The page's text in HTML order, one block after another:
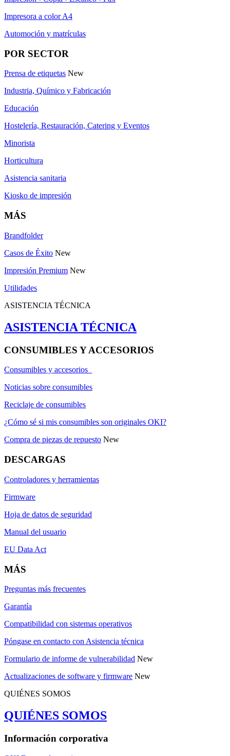
Impresora a color A4
Automoción y matrículas
POR SECTOR
Prensa de etiquetas New
Industria, Químico y Fabricación
Educación
Hostelería, Restauración, Catering y Eventos
Minorista
Horticultura
Asistencia sanitaria
Kiosko de impresión
MÁS
Brandfolder
Casos de Éxito New
Impresión Premium New
Utilidades
ASISTENCIA TÉCNICA
ASISTENCIA TÉCNICA
CONSUMIBLES Y ACCESORIOS
Consumibles y accesorios
Noticias sobre consumibles
Reciclaje de consumibles
¿Cómo sé si mis consumibles son originales OKI?
Compra de piezas de repuesto New
DESCARGAS
Controladores y herramientas
Firmware
Hoja de datos de seguridad
Manual del usuario
EU Data Act
MÁS
Preguntas más frecuentes
Garantía
Compatibilidad con sistemas operativos
Póngase en contacto con Asistencia técnica
Formulario de informe de vulnerabilidad New
Actualizaciones de software y firmware New
QUIÉNES SOMOS
QUIÉNES SOMOS
Información corporativa